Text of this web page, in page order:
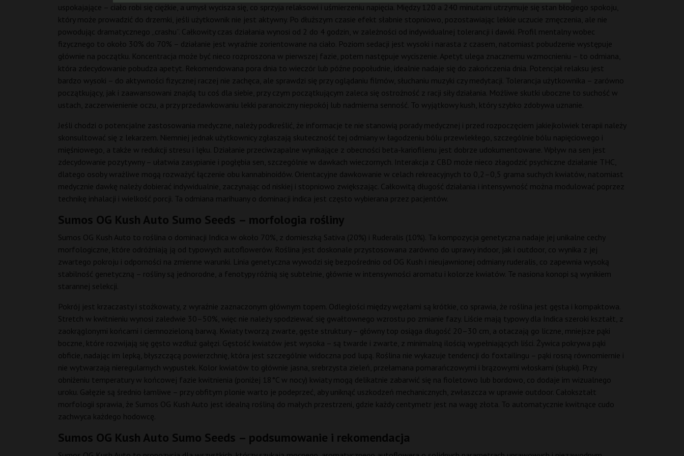
uspokajające – ciało robi się ciężkie, a umysł wycisza się, co sprzyja relaksowi i uśmierzeniu napięcia. Między 120 a 240 minutami utrzymuje się stan błogiego spokoju,
który może prowadzić do drzemki, jeśli użytkownik nie jest aktywny. Po dłuższym czasie efekt słabnie stopniowo, pozostawiając lekkie uczucie zmęczenia, ale nie
powodując dramatycznego „crashu”. Całkowity czas działania wynosi od 2 do 4 godzin, w zależności od indywidualnej tolerancji i dawki. Profil mentalny wobec
fizycznego to około 30% do 70% – działanie jest wyraźnie zorientowane na ciało. Poziom sedacji jest wysoki i narasta z czasem, natomiast pobudzenie występuje
głównie na początku. Koncentracja może być nieco rozproszona w pierwszej fazie, potem następuje wyciszenie. Apetyt ulega znacznemu wzmocnieniu – to odmiana,
która zdecydowanie pobudza apetyt. Rekomendowana pora dnia to wieczór lub późne popołudnie, idealnie nadaje się do zakończenia dnia. Potencjał relaksu jest
bardzo wysoki – do aktywności fizycznej raczej nie zachęca, ale sprawdzi się przy oglądaniu filmów, słuchaniu muzyki czy medytacji. Tolerancja użytkownika – zarówno
początkujący, jak i zaawansowani znajdą tu coś dla siebie, przy czym początkującym zaleca się ostrożność z racji siły działania. Możliwe skutki uboczne to suchość w
ustach, zaczerwienienie oczu, a przy przedawkowaniu lekki paranoiczny niepokój lub nadmierna senność. To wyjątkowy kush, który szybko zdobywa uznanie.
Jeśli chodzi o potencjalne zastosowania medyczne, należy podkreślić, że informacje te nie stanowią porady medycznej i przed rozpoczęciem jakiejkolwiek terapii należy
skonsultować się z lekarzem. Niemniej jednak użytkownicy zgłaszają skuteczność tej odmiany w łagodzeniu bólu przewlekłego, szczególnie bólu napięciowego i
mięśniowego, a także w redukcji stresu i lęku. Działanie przeciwzapalne wynikające z obecności beta-kariofilenu jest dobrze udokumentowane. Wpływ na sen jest
zdecydowanie pozytywny – ułatwia zasypianie i pogłębia sen, szczególnie w dawkach wieczornych. Interakcja z CBD może nieco złagodzić psychiczne działanie THC,
dlatego osoby wrażliwe mogą rozważyć łączenie obu kannabinoidów. Orientacyjne dawkowanie w celach rekreacyjnych to 0,2–0,5 grama suchych kwiatów, natomiast
medycznie dawkę należy dobierać indywidualnie, zaczynając od niskiej i stopniowo zwiększając. Całkowitą długość działania i intensywność można modulować poprzez
technikę inhalacji i wielkość porcji. Ta odmiana marihuany o dominacji indica jest często wybierana przez pacjentów.
Sumos OG Kush Auto Sumo Seeds – morfologia rośliny
Sumos OG Kush Auto to roślina o dominacji Indica w około 70%, z domieszką Sativa (20%) i Ruderalis (10%). Ta kompozycja genetyczna nadaje jej unikalne cechy
morfologiczne, które odróżniają ją od typowych autoflowerów. Roślina jest doskonale przystosowana zarówno do uprawy indoor, jak i outdoor, co wynika z jej
zwartego pokroju i odporności na zmienne warunki. Linia genetyczna wywodzi się bezpośrednio od OG Kush i nieujawnionej odmiany ruderalis, co zapewnia wysoką
stabilność genetyczną – rośliny są jednorodne, a fenotypy różnią się subtelnie, głównie w intensywności aromatu i kolorze kwiatów. Te nasiona konopi są wynikiem
starannej selekcji.
Pokrój jest krzaczasty i stożkowaty, z wyraźnie zaznaczonym głównym topem. Odległości między węzłami są krótkie, co sprawia, że roślina jest gęsta i kompaktowa.
Stretch w kwitnieniu wynosi zaledwie 30–50%, więc nie należy spodziewać się gwałtownego wzrostu po zmianie fazy. Liście mają typowy dla Indica szeroki kształt, z
zaokrąglonymi końcami i ciemnozieloną barwą. Kwiaty tworzą zwarte, gęste struktury – główny top osiąga długość 20–30 cm, a otaczają go liczne, mniejsze pąki
boczne, które rozwijają się gęsto wzdłuż gałęzi. Gęstość kwiatów jest wysoka – są twarde i zwarte, z minimalną ilością wypełniających liści. Żywica pokrywa pąki
obficie, nadając im lepką, błyszczącą powierzchnię, która jest szczególnie widoczna pod lupą. Roślina nie wykazuje tendencji do foxtailingu – pąki rosną równomiernie i
nie wytwarzają nieregularnych wypustek. Kolor kwiatów to głównie jasna, srebrzysta zieleń, przełamana pomarańczowymi i brązowymi włoskami (słupki). Przy
obniżeniu temperatury w końcowej fazie kwitnienia (poniżej 18°C w nocy) kwiaty mogą delikatnie zabarwić się na fioletowo lub bordowo, co dodaje im wizualnego
uroku. Gałęzie są średnio łamliwe – przy obfitym plonie warto je podeprzeć, aby uniknąć uszkodzeń mechanicznych, zwłaszcza w uprawie outdoor. Całokształt
morfologii sprawia, że Sumos OG Kush Auto jest idealną rośliną do małych przestrzeni, gdzie każdy centymetr jest na wagę złota. To automatycznie kwitnące cudo
zachwyca każdego hodowcę.
Sumos OG Kush Auto Sumo Seeds – podsumowanie i rekomendacja